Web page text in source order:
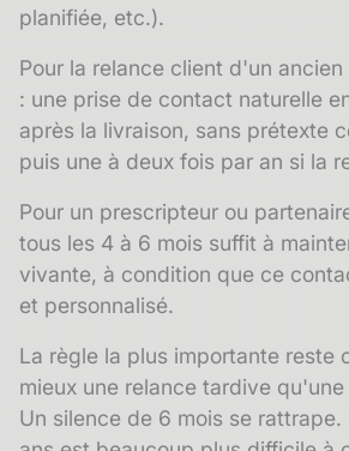
planifiée, etc.).
Pour la relance client d'un
: une prise de contact naturelle
après la livraison, sans prétexte
puis une à deux fois par an si la
Pour un prescripteur ou
tous les 4 à 6 mois suffit à
vivante, à condition que ce
et personnalisé.
La règle la plus importante reste
mieux une relance tardive
Un silence de 6 mois se